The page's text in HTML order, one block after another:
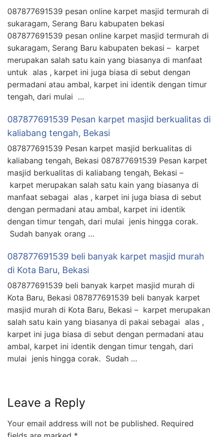
087877691539 pesan online karpet masjid termurah di
sukaragam, Serang Baru kabupaten bekasi
087877691539 pesan online karpet masjid termurah di
sukaragam, Serang Baru kabupaten bekasi – karpet
merupakan salah satu kain yang biasanya di manfaat
untuk alas , karpet ini juga biasa di sebut dengan
permadani atau ambal, karpet ini identik dengan timur
tengah, dari mulai …
087877691539 Pesan karpet masjid berkualitas di
kaliabang tengah, Bekasi
087877691539 Pesan karpet masjid berkualitas di
kaliabang tengah, Bekasi 087877691539 Pesan karpet
masjid berkualitas di kaliabang tengah, Bekasi –
karpet merupakan salah satu kain yang biasanya di
manfaat sebagai alas , karpet ini juga biasa di sebut
dengan permadani atau ambal, karpet ini identik
dengan timur tengah, dari mulai jenis hingga corak.
Sudah banyak orang …
087877691539 beli banyak karpet masjid murah
di Kota Baru, Bekasi
087877691539 beli banyak karpet masjid murah di
Kota Baru, Bekasi 087877691539 beli banyak karpet
masjid murah di Kota Baru, Bekasi – karpet merupakan
salah satu kain yang biasanya di pakai sebagai alas ,
karpet ini juga biasa di sebut dengan permadani atau
ambal, karpet ini identik dengan timur tengah, dari
mulai jenis hingga corak. Sudah …
Leave a Reply
Your email address will not be published. Required